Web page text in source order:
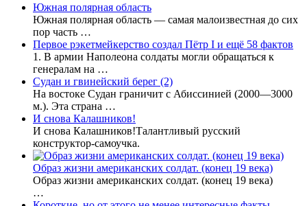
Южная полярная область
Южная полярная область — самая малоизвестная до сих
пор часть …
Первое рэкетмейкерство создал Пётр I и ещё 58 фактов
1. В армии Наполеона солдаты могли обращаться к
генералам на …
Судан и гвинейский берег (2)
На востоке Судан граничит с Абиссинией (2000—3000
м.). Эта страна …
И снова Калашников!
И снова Калашников!Талантливый русский
конструктор-самоучка.
Образ жизни американских солдат. (конец 19 века)
Образ жизни американских солдат. (конец 19 века)
…